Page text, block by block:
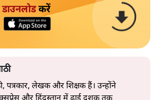
डाउनलोडकरें
पत्रकार, लेखक और शिक्षक हैं। उन्होंने